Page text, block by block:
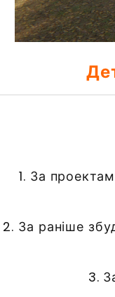
1. За
2. За раніше
3.